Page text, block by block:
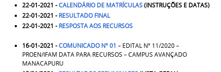
22-01-2021 -CALENDÁRIO DE MATRÍCULAS(INSTRUÇÕES E DATAS)
22-01-2021 - RESULTADO FINAL
22-01-2021 - RESPOSTA AOS RECURSOS
16-01-2021 -COMUNICADO Nº 01 – EDITAL Nº 11/2020 –
PROEN/IFAM DATA PARA RECURSOS – CAMPUS AVANÇADO
MANACAPURU